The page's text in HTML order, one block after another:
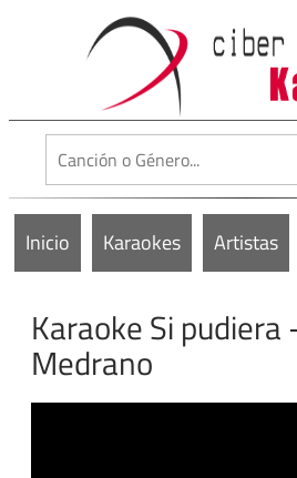
Inicio Karaokes Artistas
Karaoke Si
Medrano